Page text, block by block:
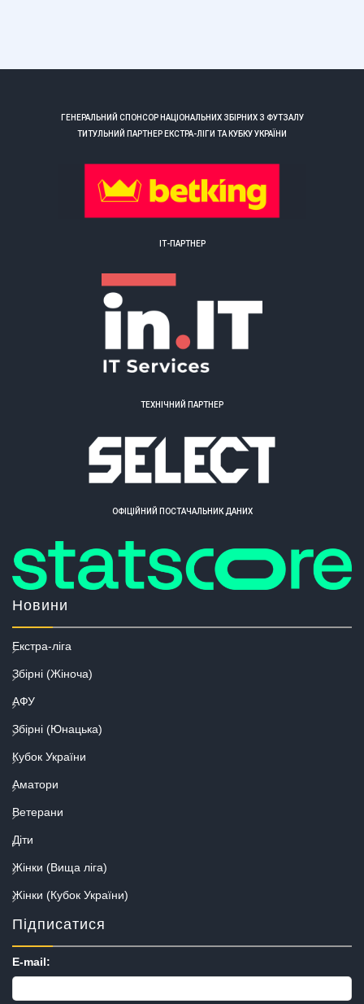
ГЕНЕРАЛЬНИЙ СПОНСОР НАЦІОНАЛЬНИХ ЗБІРНИХ З ФУТЗАЛУ
ТИТУЛЬНИЙ ПАРТНЕР ЕКСТРА-ЛІГИ ТА КУБКУ УКРАЇНИ
ІТ-ПАРТНЕР
ТЕХНІЧНИЙ ПАРТНЕР
ОФІЦІЙНИЙ ПОСТАЧАЛЬНИК ДАНИХ
Новини
Екстра-ліга
Збірні (Жіноча)
АФУ
Збірні (Юнацька)
Кубок України
Аматори
Ветерани
Діти
Жінки (Вища ліга)
Жінки (Кубок України)
Підписатися
E-mail: